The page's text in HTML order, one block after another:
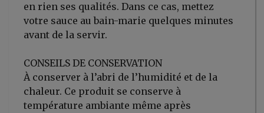
en rien ses qualités. Dans ce cas, mettez
votre sauce au bain-marie quelques minutes
avant de la servir.
CONSEILS DE CONSERVATION
À conserver à l’abri de l’humidité et de la
chaleur. Ce produit se conserve à
température ambiante même après